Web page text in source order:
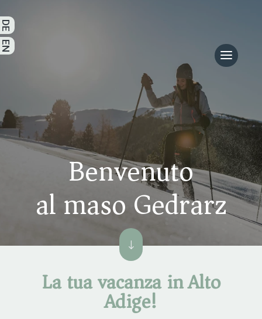
Benvenuto
al maso Gedrarz
"
La tua vacanza in Alto
Adige!